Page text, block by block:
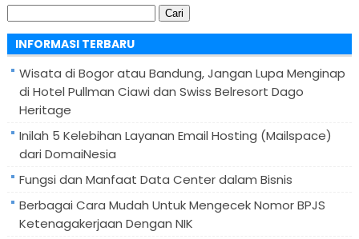
untuk:
INFORMASI TERBARU
Wisata di Bogor atau Bandung, Jangan Lupa Menginap
di Hotel Pullman Ciawi dan Swiss Belresort Dago
Heritage
Inilah 5 Kelebihan Layanan Email Hosting (Mailspace)
dari DomaiNesia
Fungsi dan Manfaat Data Center dalam Bisnis
Berbagai Cara Mudah Untuk Mengecek Nomor BPJS
Ketenagakerjaan Dengan NIK